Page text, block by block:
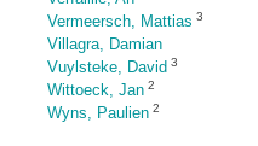
Vermeersch, Mattias 3
Villagra, Damian
Vuylsteke, David 3
Wittoeck, Jan 2
Wyns, Paulien 2